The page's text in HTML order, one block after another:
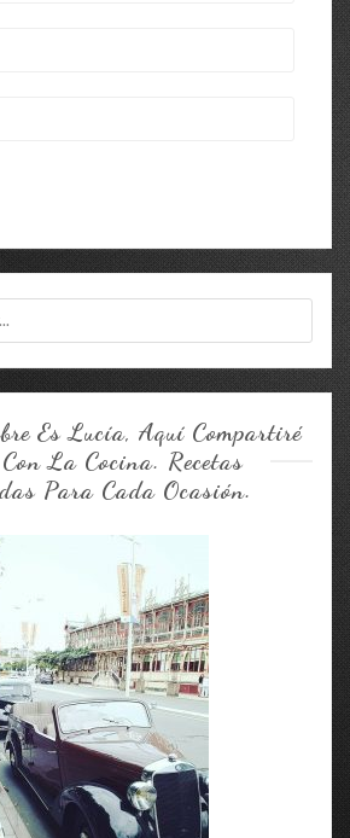
Es Lucía, Aquí Compartiré
La Cocina. Recetas
Para Cada Ocasión.